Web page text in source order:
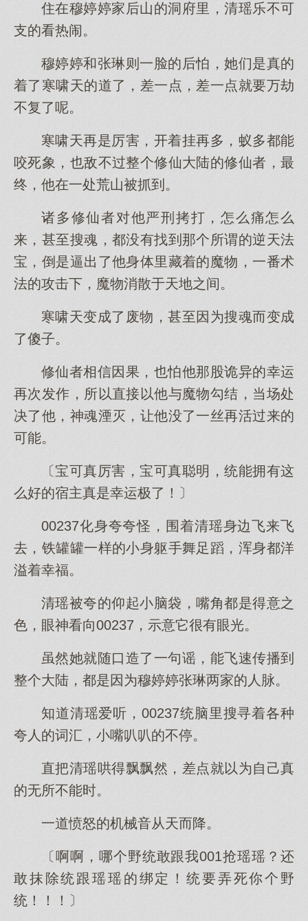
住在穆婷婷家后山的洞府里，清瑶乐不可
支的看热闹。
穆婷婷和张琳则一脸的后怕，她们是真的
着了寒啸天的道了，差一点，差一点就要万劫
不复了呢。
寒啸天再是厉害，开着挂再多，蚁多都能
咬死象，也敌不过整个修仙大陆的修仙者，最
终，他在一处荒山被抓到。
诸多修仙者对他严刑拷打，怎么痛怎么
来，甚至搜魂，都没有找到那个所谓的逆天法
宝，倒是逼出了他身体里藏着的魔物，一番术
法的攻击下，魔物消散于天地之间。
寒啸天变成了废物，甚至因为搜魂而变成
了傻子。
修仙者相信因果，也怕他那股诡异的幸运
再次发作，所以直接以他与魔物勾结，当场处
决了他，神魂湮灭，让他没了一丝再活过来的
可能。
〔宝可真厉害，宝可真聪明，统能拥有这
么好的宿主真是幸运极了！〕
00237化身夸夸怪，围着清瑶身边飞来飞
去，铁罐罐一样的小身躯手舞足蹈，浑身都洋
溢着幸福。
清瑶被夸的仰起小脑袋，嘴角都是得意之
色，眼神看向00237，示意它很有眼光。
虽然她就随口造了一句谣，能飞速传播到
整个大陆，都是因为穆婷婷张琳两家的人脉。
知道清瑶爱听，00237统脑里搜寻着各种
夸人的词汇，小嘴叭叭的不停。
直把清瑶哄得飘飘然，差点就以为自己真
的无所不能时。
一道愤怒的机械音从天而降。
〔啊啊，哪个野统敢跟我001抢瑶瑶？还
敢抹除统跟瑶瑶的绑定！统要弄死你个野
统！！！〕